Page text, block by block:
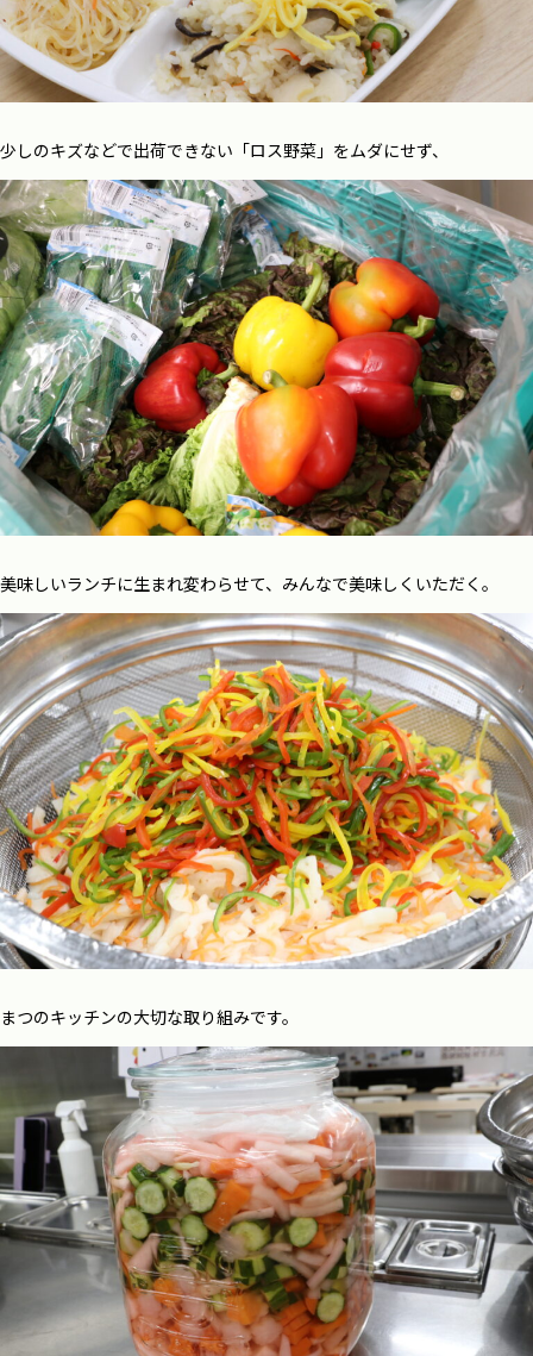
少しのキズなどで出荷できない「ロス野菜」をムダにせず、
美味しいランチに生まれ変わらせて、みんなで美味しくいただく。
まつのキッチンの大切な取り組みです。